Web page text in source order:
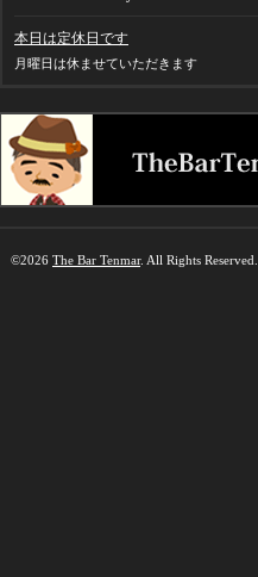
本日は定休日です
月曜日は休ませていただきます
©2026 The Bar Tenmar. All Rights Reserved.